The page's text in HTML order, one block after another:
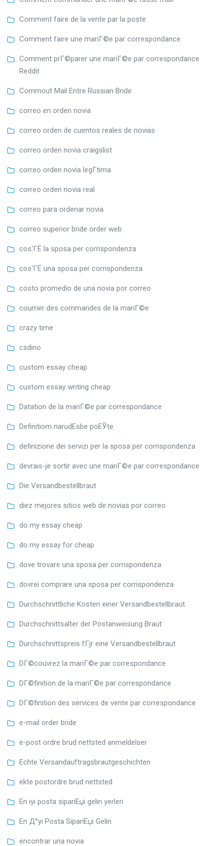
Comment faire de la vente par la poste
Comment faire une mariГ©e par correspondance
Comment prГ©parer une mariГ©e par correspondance
Reddit
Commout Mail Entre Russian Bride
correo en orden novia
correo orden de cuentos reales de novias
correo orden novia craigslist
correo orden novia legГ­tima
correo orden novia real
correo para ordenar novia
correo superior bride order web
cos'ГЁ la sposa per corrispondenza
cos'ГЁ una sposa per corrispondenza
costo promedio de una novia por correo
courrier des commandes de la mariГ©e
crazy time
csdino
custom essay cheap
custom essay writing cheap
Datation de la mariГ©e par correspondance
Definitiom narudЕѕbe poЕЎte
definizione dei servizi per la sposa per corrispondenza
devrais-je sortir avec une mariГ©e par correspondance
Die Versandbestellbraut
diez mejores sitios web de novias por correo
do my essay cheap
do my essay for cheap
dove trovare una sposa per corrispondenza
dovrei comprare una sposa per corrispondenza
Durchschnittliche Kosten einer Versandbestellbraut
Durchschnittsalter der Postanweisung Braut
Durchschnittspreis fГјr eine Versandbestellbraut
DГ©couvrez la mariГ©e par correspondance
DГ©finition de la mariГ©e par correspondance
DГ©finition des services de vente par correspondance
e-mail order bride
e-post ordre brud nettsted anmeldelser
Echte Versandauftragsbrautgeschichten
ekte postordre brud nettsted
En iyi posta sipariЕџi gelin yerleri
En Д°yi Posta SipariЕџi Gelin
encontrar una novia